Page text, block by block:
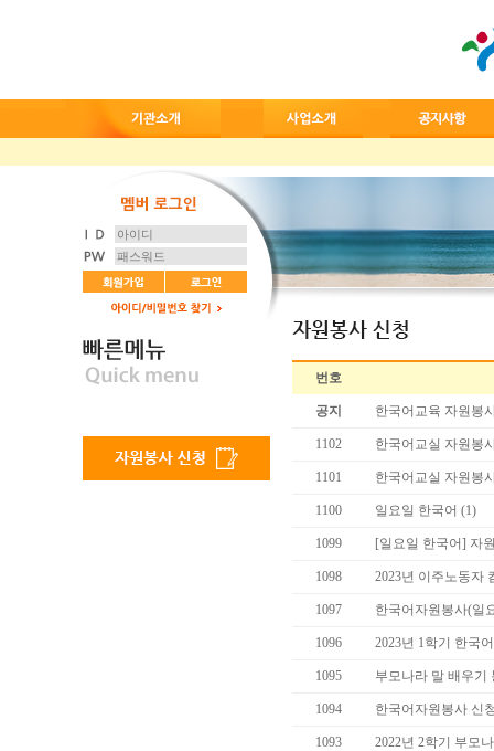
번호
공지 한국어교육 자원봉
1102 한국어교실 자원봉
1101 한국어교실 자원봉
1100 일요일 한국어 (1)
1099 [일요일 한국어] 자
1098 2023년 이주노동자
1097 한국어자원봉사(일
1096 2023년 1학기 한국
1095 부모나라 말 배우기
1094 한국어자원봉사 신
1093 2022년 2학기 부모